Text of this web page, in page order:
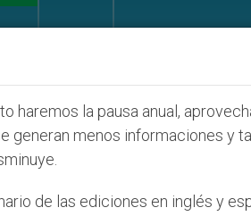
ante caso de obispo
haremos la pausa anual,
generan menos informaciones y
de las ediciones en inglés y